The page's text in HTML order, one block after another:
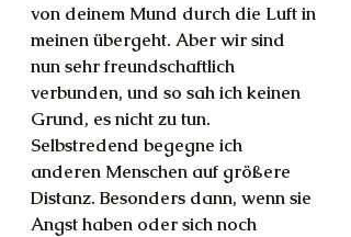
von deinem Mund durch die Luft in
meinen übergeht. Aber wir sind
nun sehr freundschaftlich
verbunden, und so sah ich keinen
Grund, es nicht zu tun.
Selbstredend begegne ich
anderen Menschen auf größere
Distanz. Besonders dann, wenn sie
Angst haben oder sich noch